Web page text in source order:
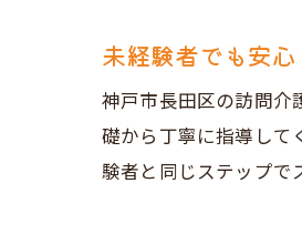
未経験者でも安
神戸市長田区の訪問介
礎から丁寧に指導して
験者と同じステップで